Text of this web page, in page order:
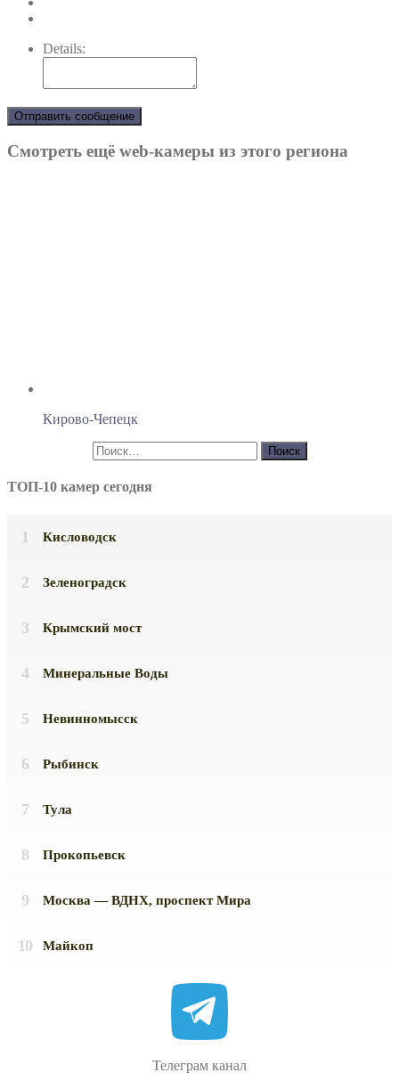
Details:
Отправить сообщение
Смотреть ещё web-камеры из этого региона
Кирово-Чепецк
ТОП-10 камер сегодня
Кисловодск
Зеленоградск
Крымский мост
Минеральные Воды
Невинномысск
Рыбинск
Тула
Прокопьевск
Москва — ВДНХ, проспект Мира
Майкоп
Телеграм канал